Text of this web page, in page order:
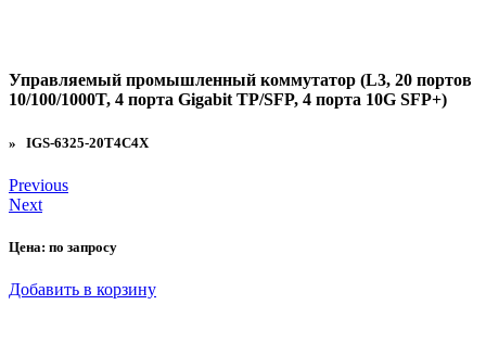
Управляемый промышленный коммутатор (L3, 20 портов
10/100/1000T, 4 порта Gigabit TP/SFP, 4 порта 10G SFP+)
» IGS-6325-20T4C4X
Previous
Next
Цена: по запросу
Добавить в корзину